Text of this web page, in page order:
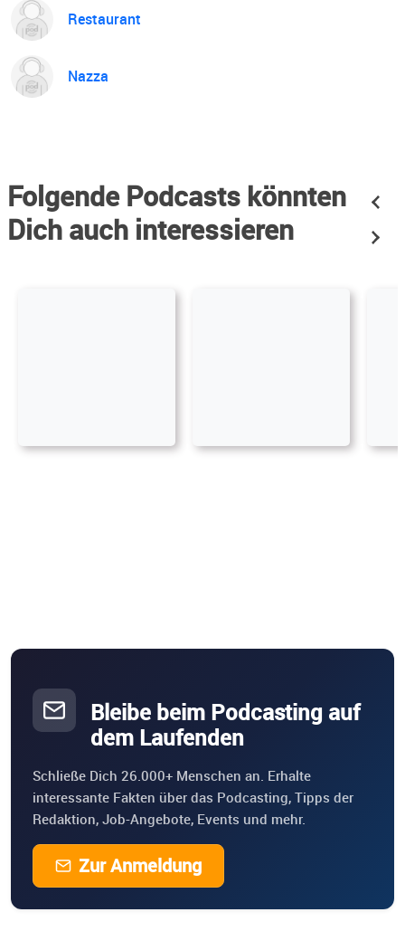
Restaurant
Nazza
Folgende Podcasts könnten
Dich auch interessieren
Bleibe beim Podcasting auf
dem Laufenden
Schließe Dich 26.000+ Menschen an. Erhalte
interessante Fakten über das Podcasting, Tipps der
Redaktion, Job-Angebote, Events und mehr.
Zur Anmeldung